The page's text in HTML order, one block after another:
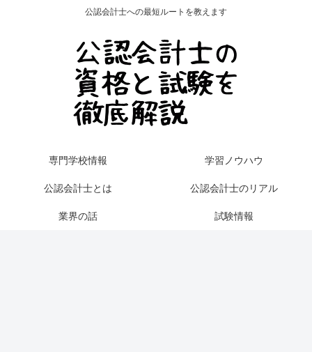
公認会計士への最短ルートを教えます
専門学校情報 学習ノウハウ
公認会計士とは 公認会計士のリアル
業界の話 試験情報